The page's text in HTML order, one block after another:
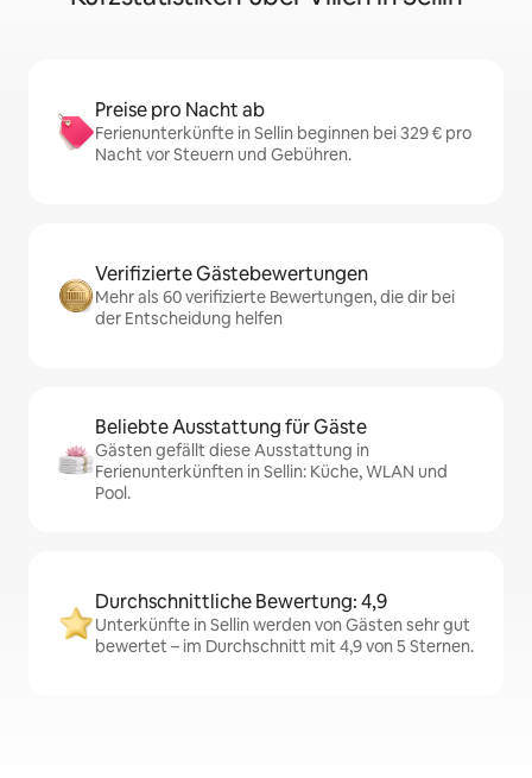
Preise pro Nacht ab
Ferienunterkünfte in Sellin beginnen bei 329 € pro
Nacht vor Steuern und Gebühren.
Verifizierte Gästebewertungen
Mehr als 60 verifizierte Bewertungen, die dir bei
der Entscheidung helfen
Beliebte Ausstattung für Gäste
Gästen gefällt diese Ausstattung in
Ferienunterkünften in Sellin: Küche, WLAN und
Pool.
Durchschnittliche Bewertung: 4,9
Unterkünfte in Sellin werden von Gästen sehr gut
bewertet – im Durchschnitt mit 4,9 von 5 Sternen.